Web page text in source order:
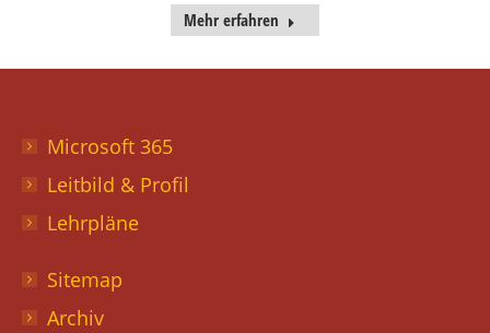
Mehr erfahren
Microsoft 365
Leitbild & Profil
Lehrpläne
Sitemap
Archiv